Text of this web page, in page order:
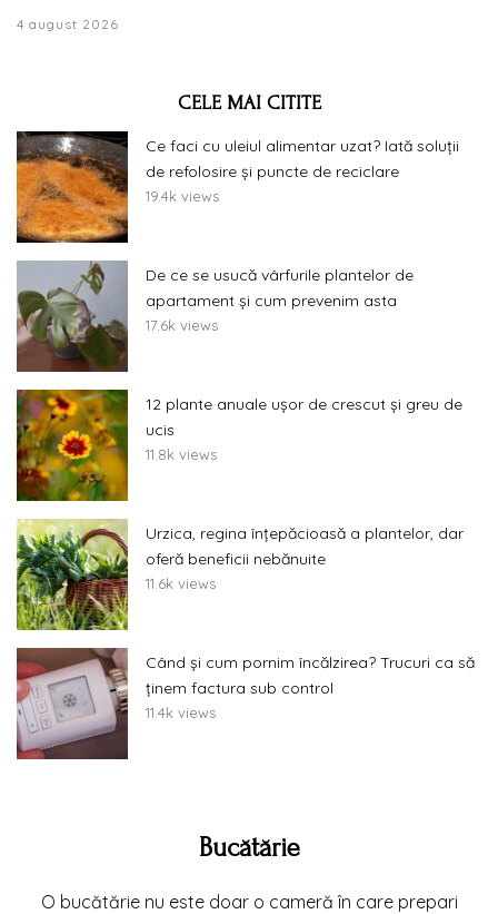
4 august 2026
CELE MAI CITITE
Ce faci cu uleiul alimentar uzat? Iată soluții
de refolosire și puncte de reciclare
19.4k views
De ce se usucă vârfurile plantelor de
apartament și cum prevenim asta
17.6k views
12 plante anuale ușor de crescut și greu de
ucis
11.8k views
Urzica, regina înțepăcioasă a plantelor, dar
oferă beneficii nebănuite
11.6k views
Când și cum pornim încălzirea? Trucuri ca să
ținem factura sub control
11.4k views
Bucătărie
O bucătărie nu este doar o cameră în care prepari